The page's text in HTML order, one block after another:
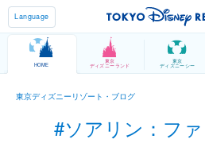
Language
HOME
東京
ディズニーランド
東京
ディズニーシー
東京ディズニーリゾート・ブログ
#ソアリン：フ